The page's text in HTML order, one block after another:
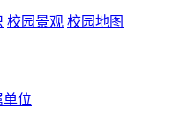
校园景观 校园地图
单位